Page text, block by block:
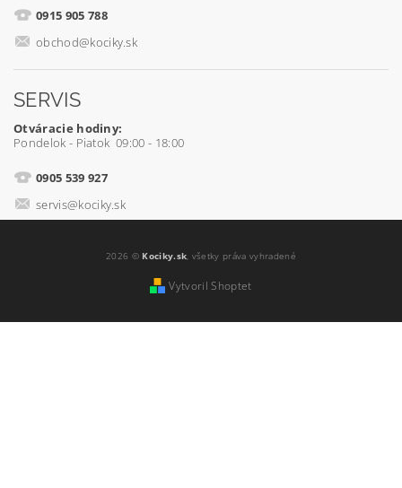
0915 905 788
obchod@kociky.sk
SERVIS
Otváracie hodiny:
Pondelok - Piatok 09:00 - 18:00
0905 539 927
servis@kociky.sk
2026 © Kociky.sk , všetky práva vyhradené
Vytvoril Shoptet